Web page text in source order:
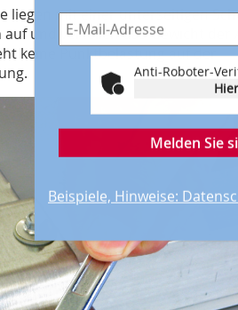
liegen mit einer unterseitigen
und verteilen das Gewicht der
keine Punktbelastung auf der
Anti-Roboter-
Melden Sie
Beispiele, Hinweise: